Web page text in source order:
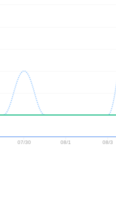
07/30 08/1 08/3